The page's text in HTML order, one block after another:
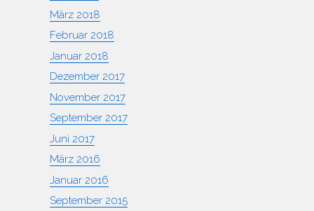
März 2018
Februar 2018
Januar 2018
Dezember 2017
November 2017
September 2017
Juni 2017
März 2016
Januar 2016
September 2015